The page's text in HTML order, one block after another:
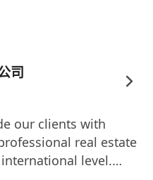
司
our clients with
real estate
level.